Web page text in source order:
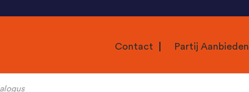
Contact Partij Aanbieden